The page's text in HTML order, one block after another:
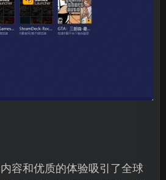
容和优质的体验吸引了全球